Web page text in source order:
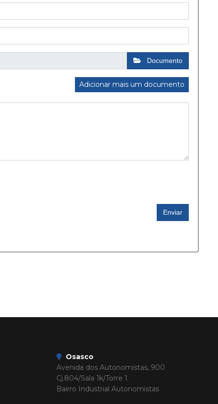
Documento
Adicionar mais um documento
Enviar
Osasco
Avenida dos Autonomistas, 900
Cj.804/Sala 1k/Torre 1
Bairro Industrial Autonomistas